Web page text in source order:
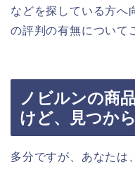
などを探している方へ
の評判の有無について
ノビルンの商
けど、見つか
多分ですが、あなたは